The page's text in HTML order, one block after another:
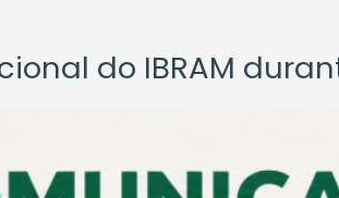
do IBRAM